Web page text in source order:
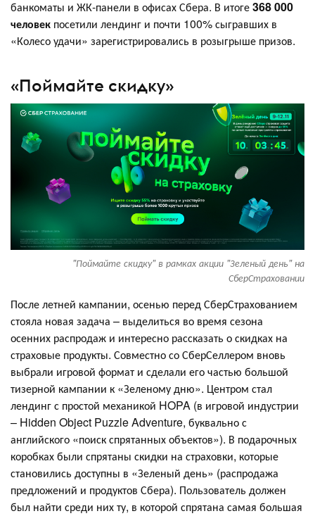
банкоматы и ЖК-панели в офисах Сбера. В итоге368 000
человек посетили лендинг и почти 100% сыгравших в
«Колесо удачи» зарегистрировались в розыгрыше призов.
«Поймайте скидку»
"Поймайте скидку" в рамках акции "Зеленый день" на
СберСтраховании
После летней кампании, осенью перед СберСтрахованием
стояла новая задача – выделиться во время сезона
осенних распродаж и интересно рассказать о скидках на
страховые продукты. Совместно со СберСеллером вновь
выбрали игровой формат и сделали его частью большой
тизерной кампании к «Зеленому дню». Центром стал
лендинг с простой механикой HOPA (в игровой индустрии
– Hidden Object Puzzle Adventure, буквально с
английского «поиск спрятанных объектов»). В подарочных
коробках были спрятаны скидки на страховки, которые
становились доступны в «Зеленый день» (распродажа
предложений и продуктов Сбера). Пользователь должен
был найти среди них ту, в которой спрятана самая большая